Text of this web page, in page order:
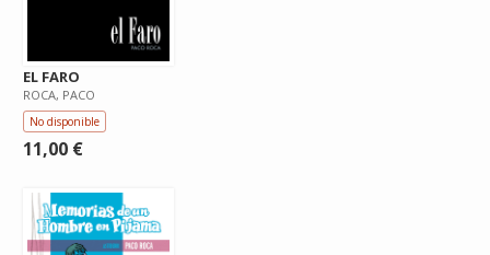
EL FARO
ROCA, PACO
No disponible
11,00 €